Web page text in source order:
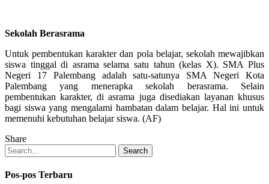
Sekolah Berasrama
Untuk pembentukan karakter dan pola belajar, sekolah mewajibkan
siswa tinggal di asrama selama satu tahun (kelas X). SMA Plus
Negeri 17 Palembang adalah satu-satunya SMA Negeri Kota
Palembang yang menerapka sekolah berasrama. Selain
pembentukan karakter, di asrama juga disediakan layanan khusus
bagi siswa yang mengalami hambatan dalam belajar. Hal ini untuk
memenuhi kebutuhan belajar siswa. (AF)
Share
Search
Pos-pos Terbaru